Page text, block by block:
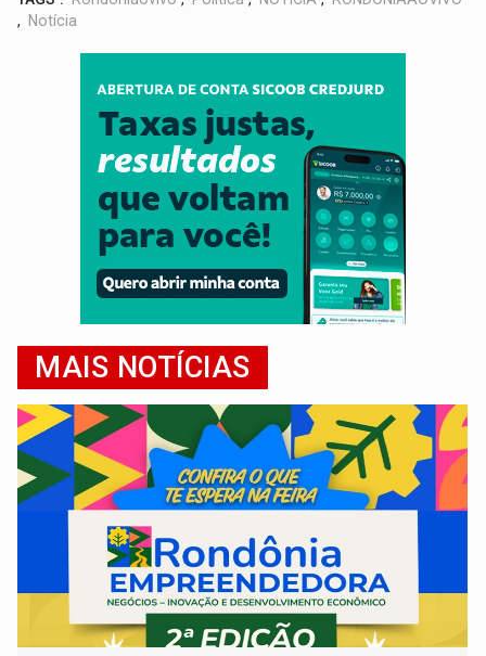
,
Notícia
MAIS NOTÍCIAS